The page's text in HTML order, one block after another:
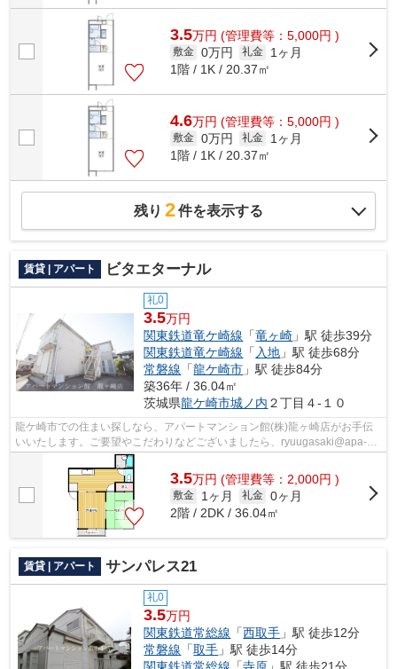
3.5万円 (管理費等：5,000円 )
敷金 0万円 礼金
1ヶ月
1階 / 1K / 20.37㎡
4.6万円 (管理費等：5,000円 )
敷金 0万円 礼金
1ヶ月
1階 / 1K / 20.37㎡
残り 2件を表示する
賃貸 | アパート ビタエターナル
礼0
3.5万円
関東鉄道竜ケ崎線 「竜ヶ崎 」駅 徒歩39分
関東鉄道竜ケ崎線 「 入地 」駅 徒歩68分
常磐線 「龍ケ崎市 」駅 徒歩84分
築36年 / 36.04㎡
茨城県龍ケ崎市城ノ内 ２丁目４-１０
龍ケ崎市での住まい探しなら、アパートマンション館(株)龍ヶ崎店がお手伝
いいたします。ご要望やこだわりなどございましたら、ryuugasaki@apa-
to.co.jpにてお申し付け下さい。お部屋探...
3.5万円 (管理費等：2,000円 )
敷金 1ヶ月 礼金 0ヶ月
2階 / 2DK / 36.04㎡
賃貸 | アパート サンパレス21
礼0
3.5万円
関東鉄道常総線 「西取手 」駅 徒歩12分
常磐線 「取手 」駅 徒歩14分